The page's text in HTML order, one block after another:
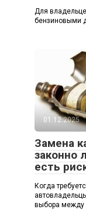
Для
бензиновыми
01.12.2025
Замена
законно
есть
Когда
выбора между